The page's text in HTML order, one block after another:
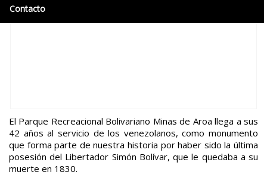
Contacto
El Parque Recreacional Bolivariano Minas de Aroa llega a sus
42 años al servicio de los venezolanos, como monumento
que forma parte de nuestra historia por haber sido la última
posesión del Libertador Simón Bolívar, que le quedaba a su
muerte en 1830.